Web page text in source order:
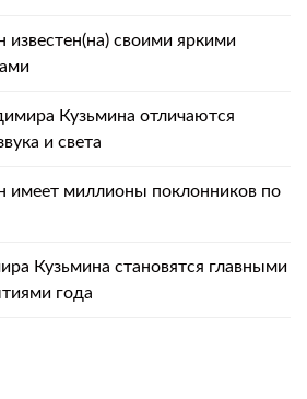
своими яркими
Кузьмина отличаются
и света
имеет миллионы поклонников по
Кузьмина становятся главными
года